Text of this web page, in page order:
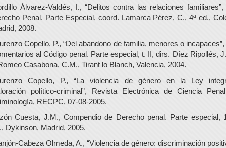
Álvarez-Valdés, I., “Delitos contra las relaciones familiares”,
Penal. Parte Especial, coord. Lamarca Pérez, C., 4ª ed.,
2008.
Copello, P., “Del abandono de familia, menores o incapaces”,
al Código penal. Parte especial, t. II, dirs. Díez Ripollés,
Casabona, C.M., Tirant lo Blanch, Valencia, 2004.
Copello, P., “La violencia de género en la Ley
político-criminal”, Revista Electrónica de Ciencia
RECPC, 07-08-2005.
Cuesta, J.M., Compendio de Derecho penal. Parte especial,
Dykinson, Madrid, 2005.
Cabeza Olmeda, A., “Violencia de género: discriminación